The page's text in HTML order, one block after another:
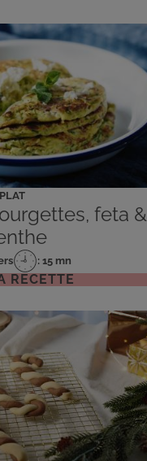
PLAT
feta &
Temps
de
: 15 mn
RECETTE